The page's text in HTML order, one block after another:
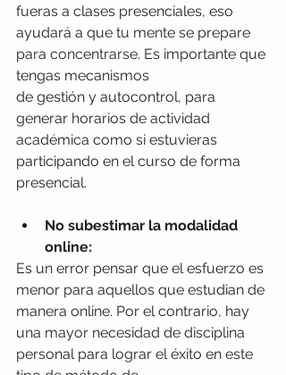
fueras a clases presenciales, eso
ayudará a que tu mente se prepare
para concentrarse. Es importante que
tengas mecanismos
de gestión y autocontrol, para
generar horarios de actividad
académica como si estuvieras
participando en el curso de forma
presencial.
No subestimar la modalidad
online:
Es un error pensar que el esfuerzo es
menor para aquellos que estudian de
manera online. Por el contrario, hay
una mayor necesidad de disciplina
personal para lograr el éxito en este